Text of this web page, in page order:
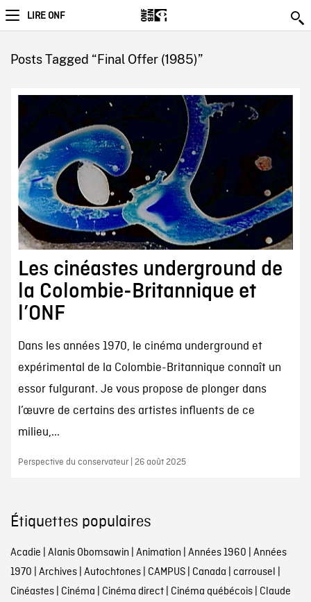
LIRE ONF
Posts Tagged “Final Offer (1985)”
Les cinéastes underground de
la Colombie-Britannique et
l’ONF
Dans les années 1970, le cinéma underground et
expérimental de la Colombie-Britannique connaît un
essor fulgurant. Je vous propose de plonger dans
l’œuvre de certains des artistes influents de ce
milieu,...
Perspective du conservateur | 26 août 2025
Étiquettes populaires
Acadie Alanis Obomsawin Animation Années 1960 Années
1970 Archives| Autochtones| CAMPUS| Canada carrousel
Cinéastes| Cinéma Cinéma direct| Cinéma québécois| Claude